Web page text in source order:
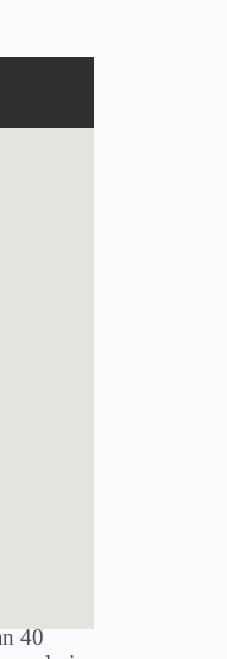
40